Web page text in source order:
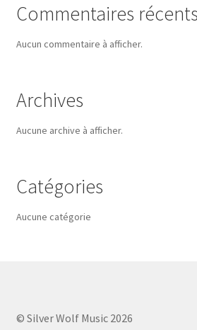
Commentaires récents
Aucun commentaire à afficher.
Archives
Aucune archive à afficher.
Catégories
Aucune catégorie
© Silver Wolf Music 2026